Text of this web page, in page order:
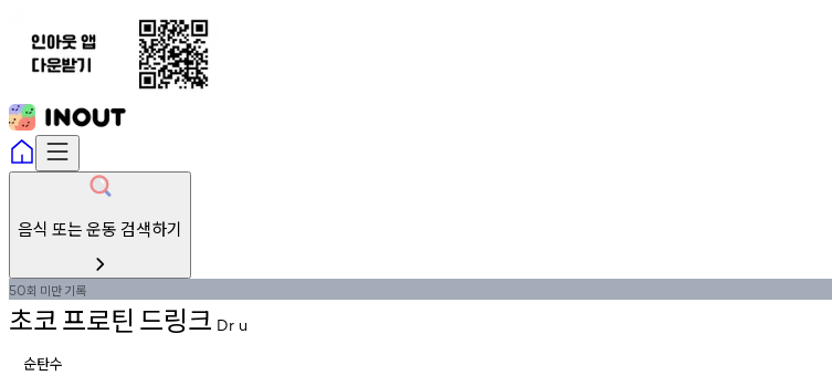
음식 또는 운동 검색하기
50회 미만기록
초코프로틴 드링크 Dr u
순탄수